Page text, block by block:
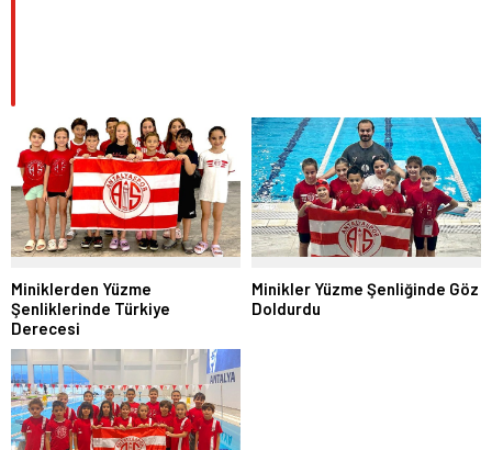
Miniklerden Yüzme
Şenliklerinde Türkiye
Derecesi
Minikler Yüzme Şenliğinde Göz
Doldurdu